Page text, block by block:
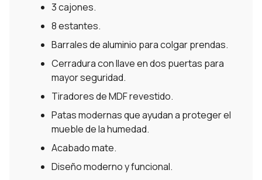
3 cajones.
8 estantes.
Barrales de aluminio para colgar prendas.
Cerradura con llave en dos puertas para
mayor seguridad.
Tiradores de MDF revestido.
Patas modernas que ayudan a proteger el
mueble de la humedad.
Acabado mate.
Diseño moderno y funcional.